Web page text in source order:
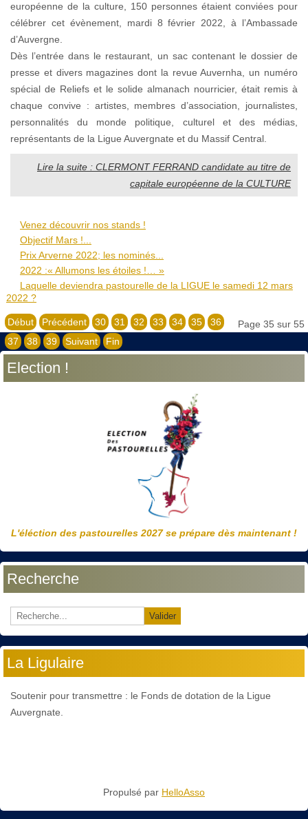
européenne de la culture, 150 personnes étaient conviées pour
célébrer cet évènement, mardi 8 février 2022, à l’Ambassade
d’Auvergne.
Dès l’entrée dans le restaurant, un sac contenant le dossier de
presse et divers magazines dont la revue Auvernha, un numéro
spécial de Reliefs et le solide almanach nourricier, était remis à
chaque convive : artistes, membres d’association, journalistes,
personnalités du monde politique, culturel et des médias,
représentants de la Ligue Auvergnate et du Massif Central.
Lire la suite : CLERMONT FERRAND candidate au titre de
capitale européenne de la CULTURE
Venez découvrir nos stands !
Objectif Mars !...
Prix Arverne 2022; les nominés...
2022 :« Allumons les étoiles !… »
Laquelle deviendra pastourelle de la LIGUE le samedi 12 mars
2022 ?
Page 35 sur 55
Début Précédent 30 31 32 33 34 35
36
37
38 39 Suivant Fin
Election !
L'éléction des pastourelles 2027 se prépare dès maintenant !
Recherche
Valider
La Ligulaire
Soutenir pour transmettre : le Fonds de dotation de la Ligue
Auvergnate.
Propulsé par HelloAsso